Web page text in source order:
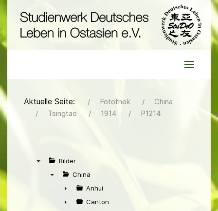
Aktuelle Seite: Fotothek
China
Tsingtao
1914 P1214
Bilder
China
►
Anhui
Canton